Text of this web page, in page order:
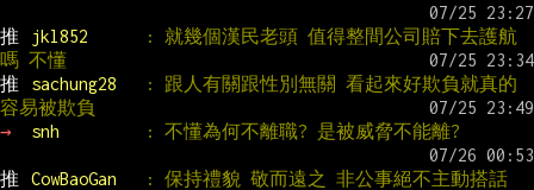
推 jkl852
: 就幾個漢民老頭 值得整間公司賠下去護航
嗎 不懂
推
sachung28
: 跟人有關跟性別無關 看起來好欺負就真的
容易被欺負
→
snh : 不懂為何不離職? 是被威脅不能離?
推 CowBaoGan
: 保持禮貌 敬而遠之 非公事絕不主動搭話